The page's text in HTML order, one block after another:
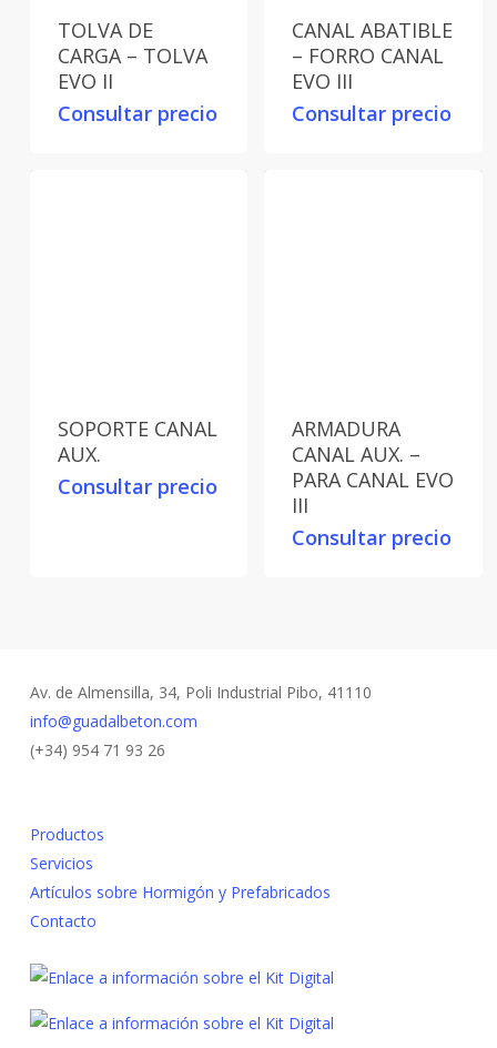
TOLVA DE
CARGA – TOLVA
EVO II
Consultar precio
CANAL ABATIBLE
– FORRO CANAL
EVO III
Consultar precio
SOPORTE CANAL
AUX.
Consultar precio
ARMADURA
CANAL AUX. –
PARA CANAL EVO
III
Consultar precio
Av. de Almensilla, 34, Poli Industrial Pibo, 41110
info@guadalbeton.com
(+34) 954 71 93 26
Productos
Servicios
Artículos sobre Hormigón y Prefabricados
Contacto